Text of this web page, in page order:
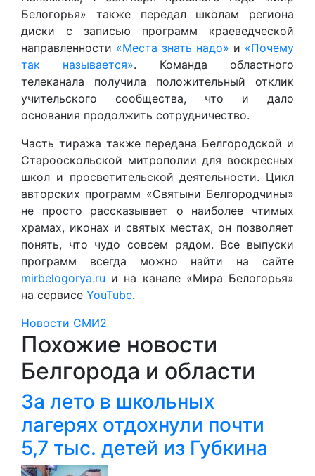
Белогорья» также передал школам региона
диски с записью программ краеведческой
направленности «Места знать надо» и «Почему
так называется». Команда областного
телеканала получила положительный отклик
учительского сообщества, что и дало
основания продолжить сотрудничество.
Часть тиража также передана Белгородской и
Старооскольской митрополии для воскресных
школ и просветительской деятельности. Цикл
авторских программ «Святыни Белгородчины»
не просто рассказывает о наиболее чтимых
храмах, иконах и святых местах, он позволяет
понять, что чудо совсем рядом. Все выпуски
программ всегда можно найти на сайте
mirbelogorya.ru и на канале «Мира Белогорья»
на сервисе YouTube.
Новости СМИ2
Похожие новости
Белгорода и области
За лето в школьных
лагерях отдохнули почти
5,7 тыс. детей из Губкина